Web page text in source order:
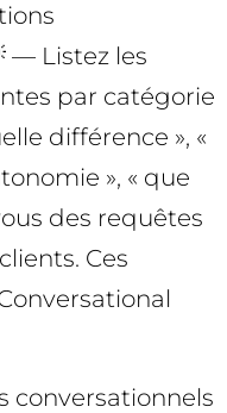
— Listez les
par catégorie
différence », «
», « que
des requêtes
Ces
conversationnels